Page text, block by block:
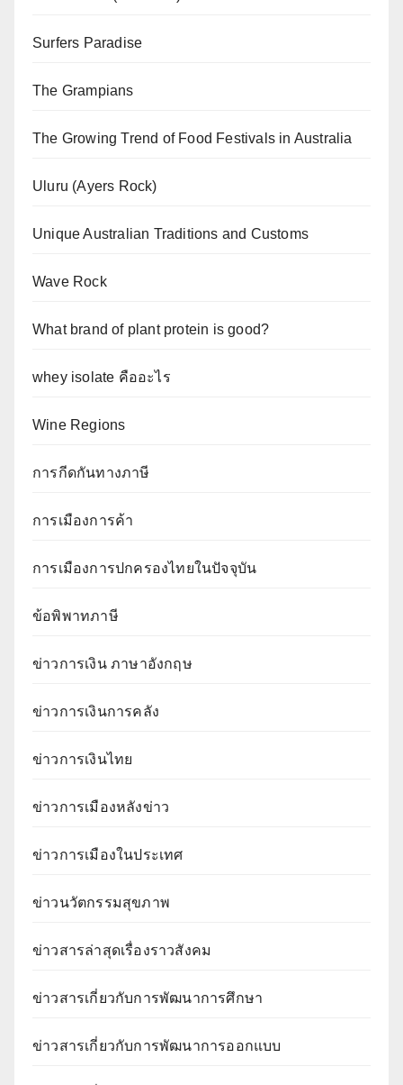
Surfers Paradise
The Grampians
The Growing Trend of Food Festivals in Australia
Uluru (Ayers Rock)
Unique Australian Traditions and Customs
Wave Rock
What brand of plant protein is good?
whey isolate คืออะไร
Wine Regions
การกีดกันทางภาษี
การเมืองการค้า
การเมืองการปกครองไทยในปัจจุบัน
ข้อพิพาทภาษี
ข่าวการเงิน ภาษาอังกฤษ
ข่าวการเงินการคลัง
ข่าวการเงินไทย
ข่าวการเมืองหลังข่าว
ข่าวการเมืองในประเทศ
ข่าวนวัตกรรมสุขภาพ
ข่าวสารล่าสุดเรื่องราวสังคม
ข่าวสารเกี่ยวกับการพัฒนาการศึกษา
ข่าวสารเกี่ยวกับการพัฒนาการออกแบบ